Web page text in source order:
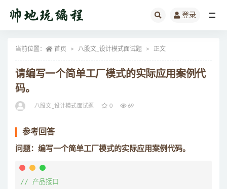
登录
当前位置： 首页 八股文_设计模式面试题 正文
请编写一个简单工厂模式的实际应用案例代
码。
八股文_设计模式面试题 0 69
参考回答
问题：编写一个简单工厂模式的实际应用案例代码。
// 产品接口